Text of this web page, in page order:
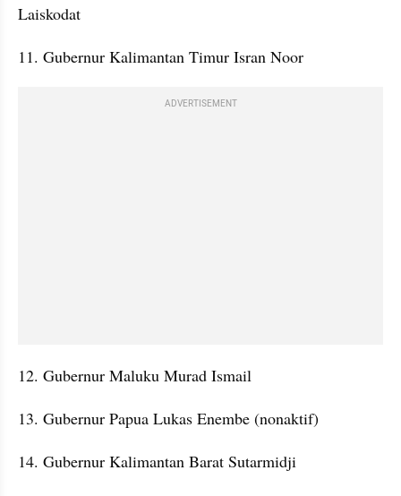
Laiskodat
11. Gubernur Kalimantan Timur Isran Noor
ADVERTISEMENT
12. Gubernur Maluku Murad Ismail
13. Gubernur Papua Lukas Enembe (nonaktif)
14. Gubernur Kalimantan Barat Sutarmidji